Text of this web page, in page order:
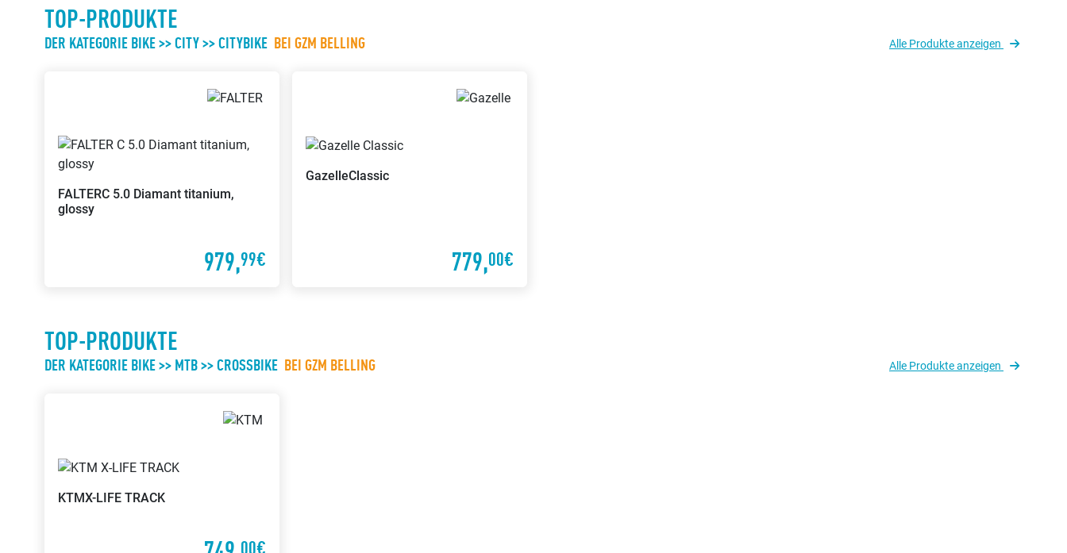
TOP-PRODUKTE
DER KATEGORIE BIKE >> CITY >> CITYBIKE BEI GZM BELLING Alle Produkte anzeigen
FALTERC 5.0 Diamant titanium,
glossy
979,99€
GazelleClassic
779,00€
TOP-PRODUKTE
DER KATEGORIE BIKE >> MTB >> CROSSBIKE BEI GZM BELLING Alle Produkte anzeigen
KTMX-LIFE TRACK
00€